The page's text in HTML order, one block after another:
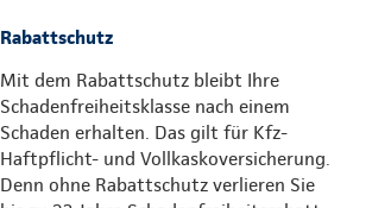
Rabattschutz
Mit dem Rabattschutz bleibt Ihre
Schadenfreiheitsklasse nach einem
Schaden erhalten. Das gilt für Kfz-
Haftpflicht- und Vollkaskoversicherung.
Denn ohne Rabattschutz verlieren Sie